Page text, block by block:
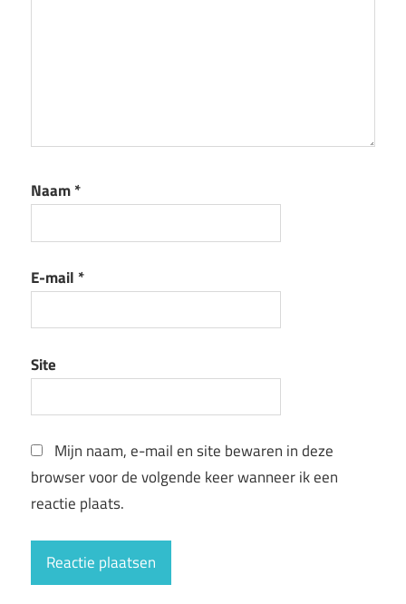
Naam*
E-mail *
Site
Mijn naam, e-mail en site bewaren in deze
browser voor de volgende keer wanneer ik een
reactie plaats.